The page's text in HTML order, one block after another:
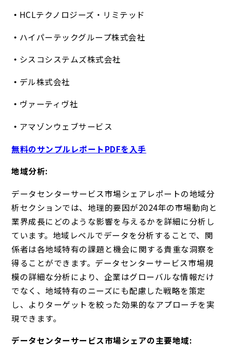
HCLテクノロジーズ・リミテッド
ハイパーテックグループ株式会社
シスコシステムズ株式会社
デル株式会社
ヴァーティヴ社
アマゾンウェブサービス
無料のサンプルレポートPDFを入手
地域分析:
データセンターサービス市場シェアレポートの地域分
析セクションでは、地理的要因が2024年の市場動向と
業界成長にどのような影響を与えるかを詳細に分析し
ています。地域レベルでデータを分析することで、関
係者は各地域特有の課題と機会に関する貴重な洞察を
得ることができます。データセンターサービス市場規
模の詳細な分析により、企業はグローバルな情報だけ
でなく、地域特有のニーズにも配慮した戦略を策定
し、よりターゲットを絞った効果的なアプローチを実
現できます。
データセンターサービス市場シェアの主要地域: